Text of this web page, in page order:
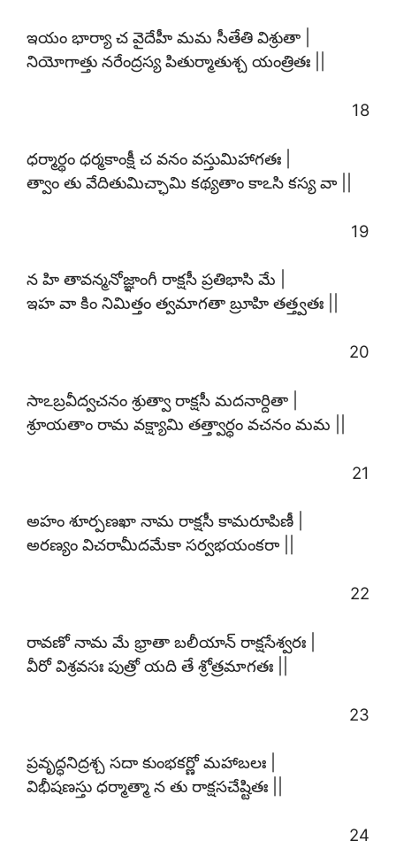
ఇయం భార్యా చ వైదేహీ మమ సీతేతి విశ్రుతా |
నియోగాత్తు నరేంద్రస్య పితుర్మాతుశ్చ యంత్రితః ||
18
ధర్మార్థం ధర్మకాంక్షీ చ వనం వస్తుమిహాగతః |
త్వాం తు వేదితుమిచ్ఛామి కథ్యతాం కాఽసి కస్య వా ||
19
న హి తావన్మనోజ్ఞాంగీ రాక్షసీ ప్రతిభాసి మే |
ఇహ వా కిం నిమిత్తం త్వమాగతా బ్రూహి తత్త్వతః ||
20
సాఽబ్రవీద్వచనం శ్రుత్వా రాక్షసీ మదనార్దితా |
శ్రూయతాం రామ వక్ష్యామి తత్త్వార్థం వచనం మమ ||
21
అహం శూర్పణఖా నామ రాక్షసీ కామరూపిణీ |
అరణ్యం విచరామీదమేకా సర్వభయంకరా ||
22
రావణో నామ మే భ్రాతా బలీయాన్ రాక్షసేశ్వరః |
వీరో విశ్రవసః పుత్రో యది తే శ్రోత్రమాగతః ||
23
ప్రవృద్ధనిద్రశ్చ సదా కుంభకర్ణో మహాబలః |
విభీషణస్తు ధర్మాత్మా న తు రాక్షసచేష్టితః ||
24